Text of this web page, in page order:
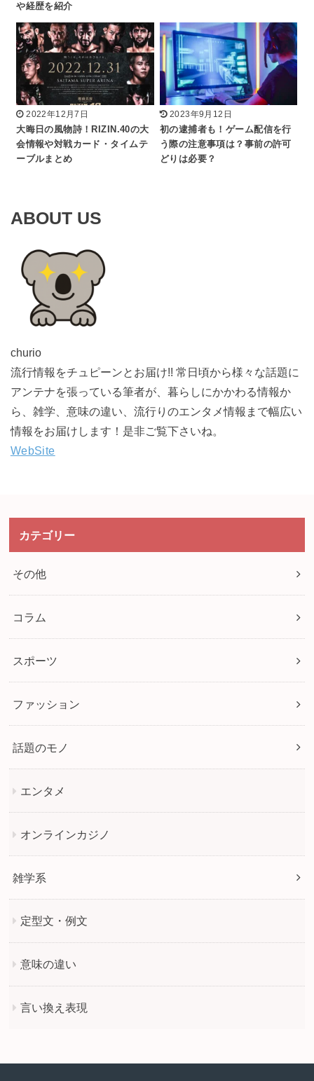
や経歴を紹介
2022年12月7日
大晦日の風物詩！RIZIN.40の大
会情報や対戦カード・タイムテ
ーブルまとめ
2023年9月12日
初の逮捕者も！ゲーム配信を行
う際の注意事項は？事前の許可
どりは必要？
ABOUT US
churio
流行情報をチュピーンとお届け!! 常日頃から様々な話題に
アンテナを張っている筆者が、暮らしにかかわる情報か
ら、雑学、意味の違い、流行りのエンタメ情報まで幅広い
情報をお届けします！是非ご覧下さいね。
WebSite
カテゴリー
その他
コラム
スポーツ
ファッション
話題のモノ
エンタメ
オンラインカジノ
雑学系
定型文・例文
意味の違い
言い換え表現